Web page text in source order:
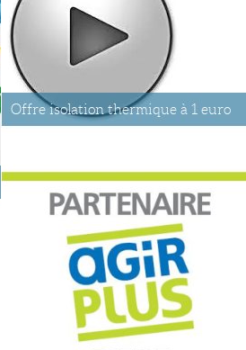
Offre isolation thermique à 1 euro